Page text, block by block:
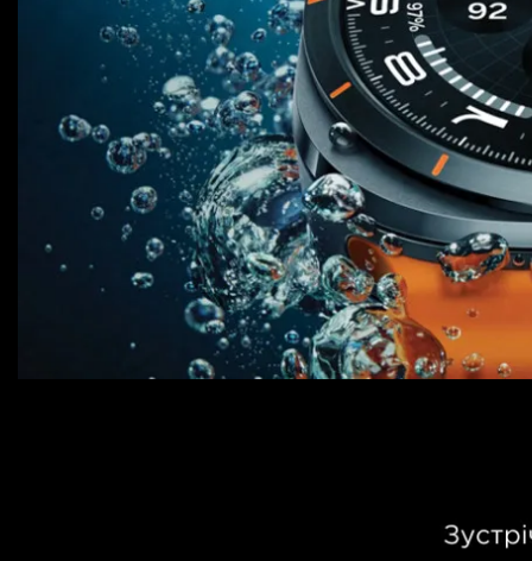
Мікрохвильові печі
Аксесуари для кавомашин
Засоби для чистки
Термочашки
>>
Для телевізорів
Для проекторів
Для 3D-принтерів
Для принтерів
Для кавомашин